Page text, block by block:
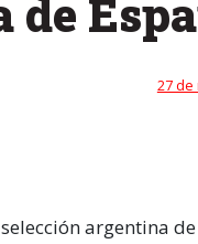
de
27 de
argentina